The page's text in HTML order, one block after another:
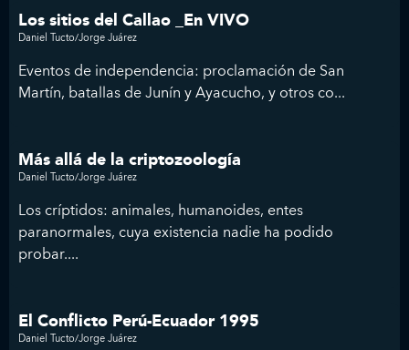
Los sitios del Callao _En VIVO
Daniel Tucto/Jorge Juárez
Eventos de independencia: proclamación de San
Martín, batallas de Junín y Ayacucho, y otros co...
Más allá de la criptozoología
Daniel Tucto/Jorge Juárez
Los críptidos: animales, humanoides, entes
paranormales, cuya existencia nadie ha podido
probar....
El Conflicto Perú-Ecuador 1995
Daniel Tucto/Jorge Juárez